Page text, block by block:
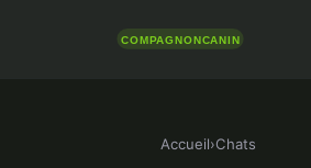
Accueil›Chats